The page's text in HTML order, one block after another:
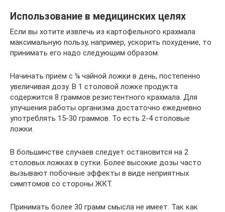
Использование в медицинских целях
Если вы хотите извлечь из картофельного крахмала
максимальную пользу, например, ускорить похудение, то
принимать его надо следующим образом.
Начинать прием с ¼ чайной ложки в день, постепенно
увеличивая дозу. В 1 столовой ложке продукта
содержится 8 граммов резистентного крахмала. Для
улучшения работы организма достаточно ежедневно
употреблять 15-30 граммов. То есть 2-4 столовые
ложки.
В большинстве случаев следует остановится на 2
столовых ложках в сутки. Более высокие дозы часто
вызывают побочные эффекты в виде неприятных
симптомов со стороны ЖКТ.
Принимать более 30 грамм смысла не имеет. Так как